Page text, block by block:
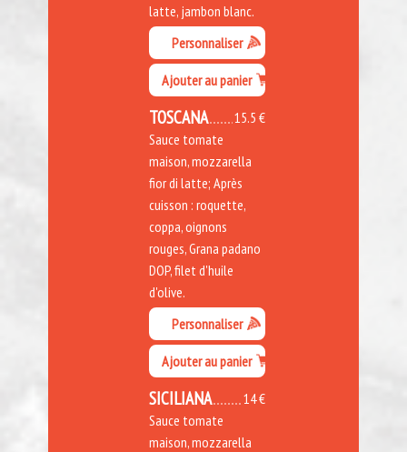
latte, jambon blanc.
Personnaliser
Ajouter au panier
15.5 €
TOSCANA
Sauce tomate
maison, mozzarella
fior di latte; Après
cuisson : roquette,
coppa, oignons
rouges, Grana padano
DOP, filet d'huile
d'olive.
Personnaliser
Ajouter au panier
14 €
SICILIANA
Sauce tomate
maison, mozzarella